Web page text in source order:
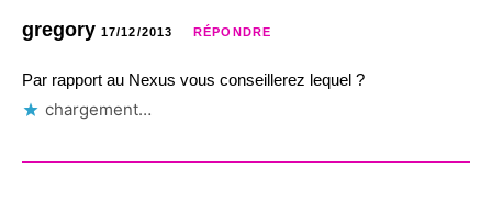
gregory 17/12/2013 RÉPONDRE
Par rapport au Nexus vous conseillerez lequel ?
chargement…